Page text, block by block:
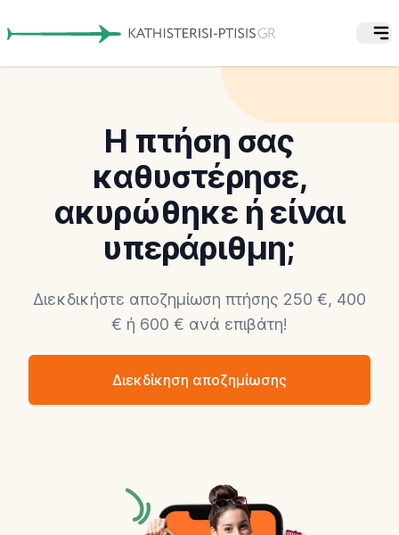
Η πτήση σας
καθυστέρησε,
ακυρώθηκε ή είναι
υπεράριθμη;
Διεκδικήστε αποζημίωση πτήσης 250 €, 400
€ ή 600 € ανά επιβάτη!
Διεκδίκηση αποζημίωσης